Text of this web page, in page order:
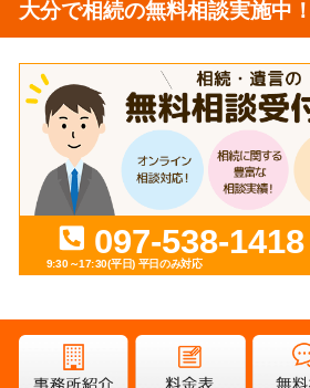
大分で相続の無料相談実施中！
097-538-1418
9:30～17:30(平日) 平日のみ対応